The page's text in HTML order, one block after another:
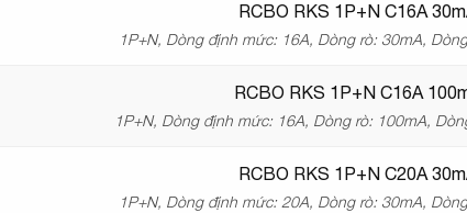
RCBO RKS 1P+N C16A
1P+N, Dòng định mức: 16A, Dòng rò: 30mA,
RCBO RKS 1P+N C16A
1P+N, Dòng định mức: 16A, Dòng rò: 100mA,
RCBO RKS 1P+N C20A
1P+N, Dòng định mức: 20A, Dòng rò: 30mA,